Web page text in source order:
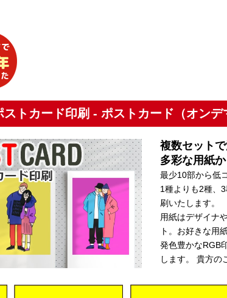
トカード印刷 - ポストカード（オンデ
複数セット
多彩な用紙
最少10部から低
1種よりも2種、
刷いたします。
用紙はデザイナ
ト。お好きな用
発色豊かなRGB
します。 貴方の